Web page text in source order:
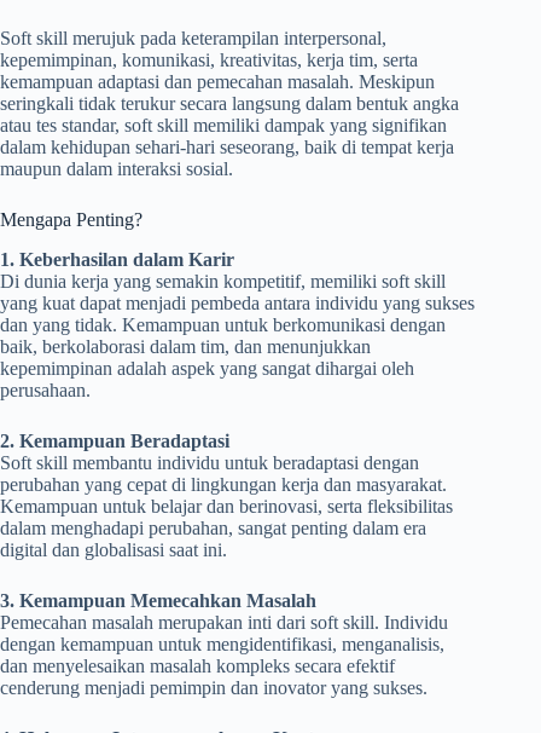
Soft skill merujuk pada keterampilan interpersonal,
kepemimpinan, komunikasi, kreativitas, kerja tim, serta
kemampuan adaptasi dan pemecahan masalah. Meskipun
seringkali tidak terukur secara langsung dalam bentuk angka
atau tes standar, soft skill memiliki dampak yang signifikan
dalam kehidupan sehari-hari seseorang, baik di tempat kerja
maupun dalam interaksi sosial.
Mengapa Penting?
1. Keberhasilan dalam Karir
Di dunia kerja yang semakin kompetitif, memiliki soft skill
yang kuat dapat menjadi pembeda antara individu yang sukses
dan yang tidak. Kemampuan untuk berkomunikasi dengan
baik, berkolaborasi dalam tim, dan menunjukkan
kepemimpinan adalah aspek yang sangat dihargai oleh
perusahaan.
2. Kemampuan Beradaptasi
Soft skill membantu individu untuk beradaptasi dengan
perubahan yang cepat di lingkungan kerja dan masyarakat.
Kemampuan untuk belajar dan berinovasi, serta fleksibilitas
dalam menghadapi perubahan, sangat penting dalam era
digital dan globalisasi saat ini.
3. Kemampuan Memecahkan Masalah
Pemecahan masalah merupakan inti dari soft skill. Individu
dengan kemampuan untuk mengidentifikasi, menganalisis,
dan menyelesaikan masalah kompleks secara efektif
cenderung menjadi pemimpin dan inovator yang sukses.